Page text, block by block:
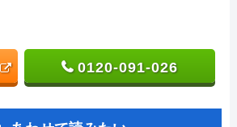
0120-091-026